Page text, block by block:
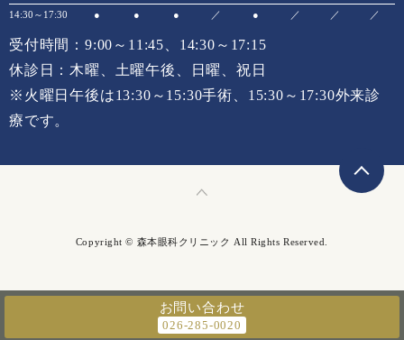
お問い合わせ
14:30～17:30
● ● ● ／ ● ／ ／ ／
受付時間：9:00～11:45、14:30～17:15
休診日：木曜、土曜午後、日曜、祝日
※火曜日午後は13:30～15:30手術、15:30～17:30外来診
療です。
Copyright © 森本眼科クリニック All Rights Reserved.